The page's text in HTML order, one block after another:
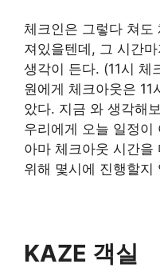
체크인은 그렇다 쳐도
져있을텐데, 그 시간
생각이 든다. (11시 체
원에게 체크아웃은
았다. 지금 와 생각해
우리에게 오늘 일정이
아마 체크아웃 시간을
위해 몇시에 진행할지
KAZE 객실